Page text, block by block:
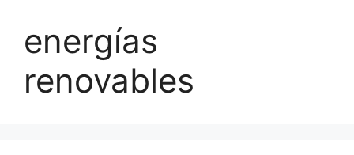
energías
renovables